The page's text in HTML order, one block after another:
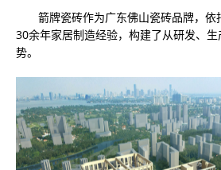
箭牌瓷砖作为广东佛山瓷砖品牌，依
30余年家居制造经验，构建了从研发、
势。